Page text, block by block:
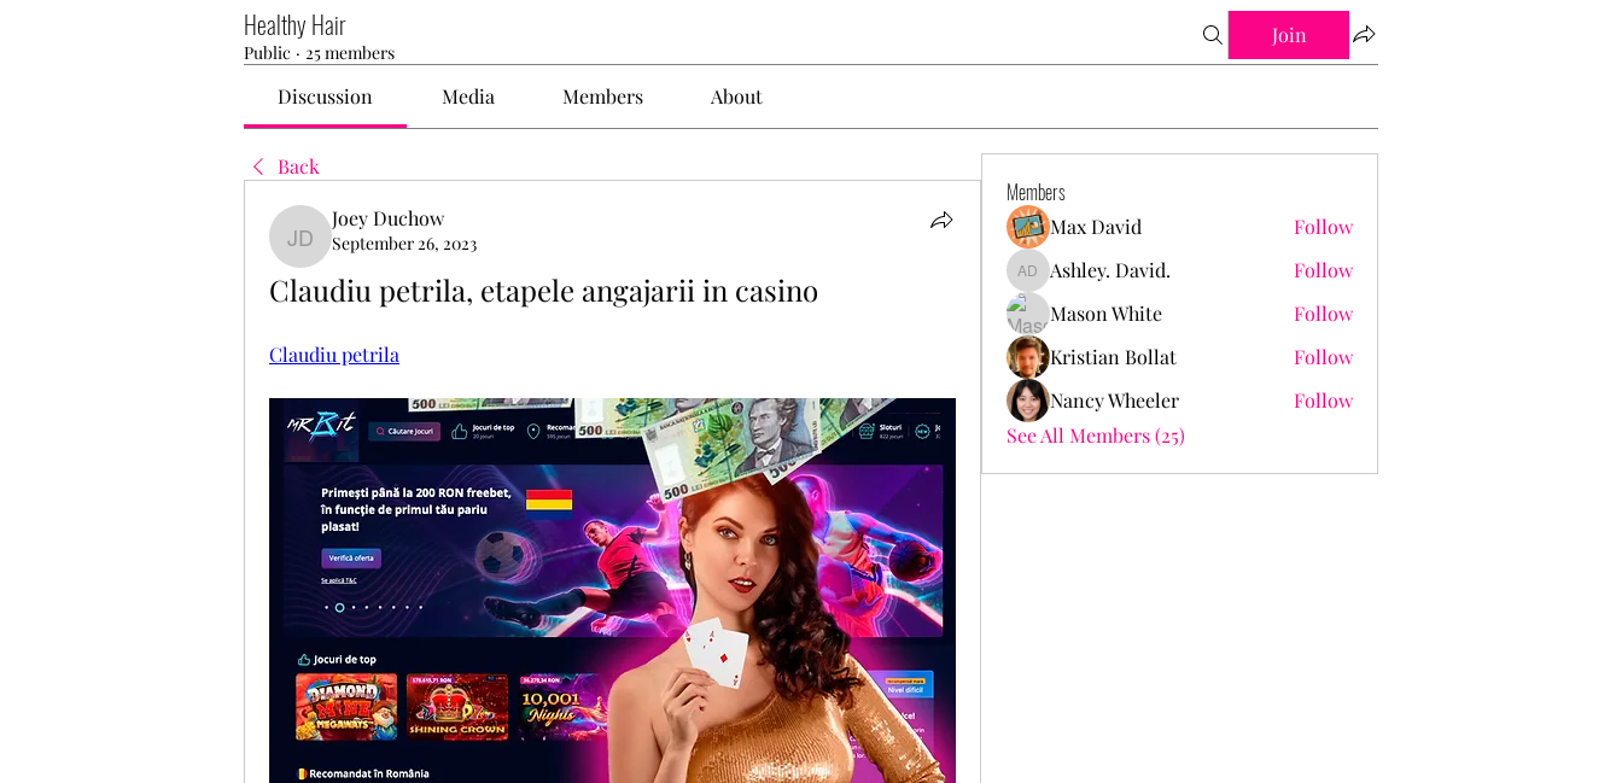
Healthy Hair
Public · 25 members
Join
Discussion Media Members About
Back
Joey Duchow
Joey Duchow
September 26, 2023
Claudiu petrila, etapele angajarii in casino
Claudiu petrila
Members
Max David Follow
Ashley. David.
Ashley. David.
Follow
Mason White
Follow
Kristian Bollat
Follow
Nancy Wheeler
Follow
See All Members (25)